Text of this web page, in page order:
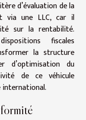
d’évaluation de la
via une LLC, car il
sur la rentabilité.
fiscales
la structure
d’optimisation du
de ce véhicule
international.